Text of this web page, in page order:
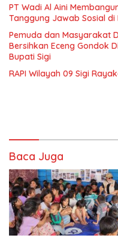
PT Wadi Al Aini
Tanggung Jawab Sosial di
Pemuda dan Masyarakat
Bersihkan Eceng Gondok
Bupati Sigi
RAPI Wilayah 09 Sigi
Baca Juga